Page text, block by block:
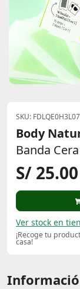
SKU:
Body
Banda
S/ 25.00
Ver stock en
¡Recoge tu
casa!